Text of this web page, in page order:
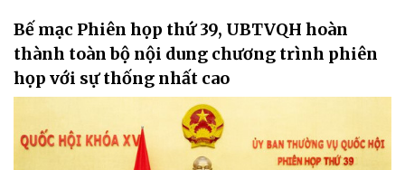
Bế mạc Phiên họp thứ 39, UBTVQH hoàn
thành toàn bộ nội dung chương trình phiên
họp với sự thống nhất cao